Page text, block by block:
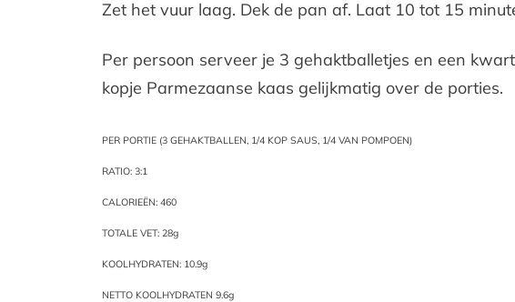
Zet het vuur laag. Dek de pan af. Laat 10 tot 15
Per persoon serveer je 3 gehaktballetjes en een
kopje Parmezaanse kaas gelijkmatig over de porties.
PER PORTIE (3 GEHAKTBALLEN, 1/4 KOP SAUS, 1/4 VAN POMPOEN)
RATIO: 3:1
CALORIEËN: 460
TOTALE VET: 28g
KOOLHYDRATEN: 10.9g
NETTO KOOLHYDRATEN 9.6g